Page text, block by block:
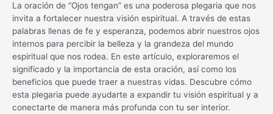
La oración de “Ojos tengan” es una poderosa plegaria que nos
invita a fortalecer nuestra visión espiritual. A través de estas
palabras llenas de fe y esperanza, podemos abrir nuestros ojos
internos para percibir la belleza y la grandeza del mundo
espiritual que nos rodea. En este artículo, exploraremos el
significado y la importancia de esta oración, así como los
beneficios que puede traer a nuestras vidas. Descubre cómo
esta plegaria puede ayudarte a expandir tu visión espiritual y a
conectarte de manera más profunda con tu ser interior.